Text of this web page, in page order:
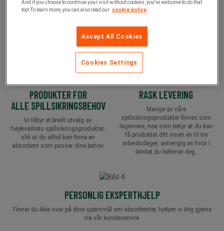
HJELP PÅ STEDET
og absorbenter kommer gjerne ut til
din arbeidsplass for å gi
OPPLÆRING I SPILLSIKRING
spillsikringshåndtering får du vite
hvordan du best kan forebygge og
PRODUKTER FOR
ALLE SPILLSIKRINGSBEHOV
Vi tilbyr et bredt utvalg av
høykvalitets spillsikringsprodukter,
slik at du alltid kan finne en
absorbent som passer dine behov.
RASK LEVERING
Mange av våre
spillsikringsprodukter finnes som
lagervare, noe som betyr at du kan
få produktet ditt innen én til tre
arbeidsdager, avhengig av hvor i
landet du befinner deg.
PERSONLIG EKSPERTHJELP
Finner du ikke svar på dine spørsmål om absorbenter, hjelper vi deg gjerne
via vår kundeservice.
And if you choose to continue your visit without cookies, you're welcome to do that
too! To learn more, you can also read our cookie policy.
Accept All Cookies
Cookies Settings